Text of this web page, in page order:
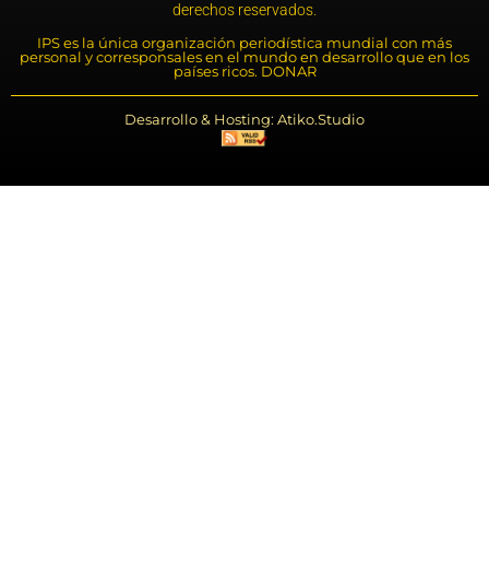
derechos reservados.
IPS es la única organización periodística mundial con más
personal y corresponsales en el mundo en desarrollo que en los
países ricos. DONAR
Desarrollo & Hosting: Atiko.Studio